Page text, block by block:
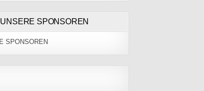
UNSERE SPONSOREN